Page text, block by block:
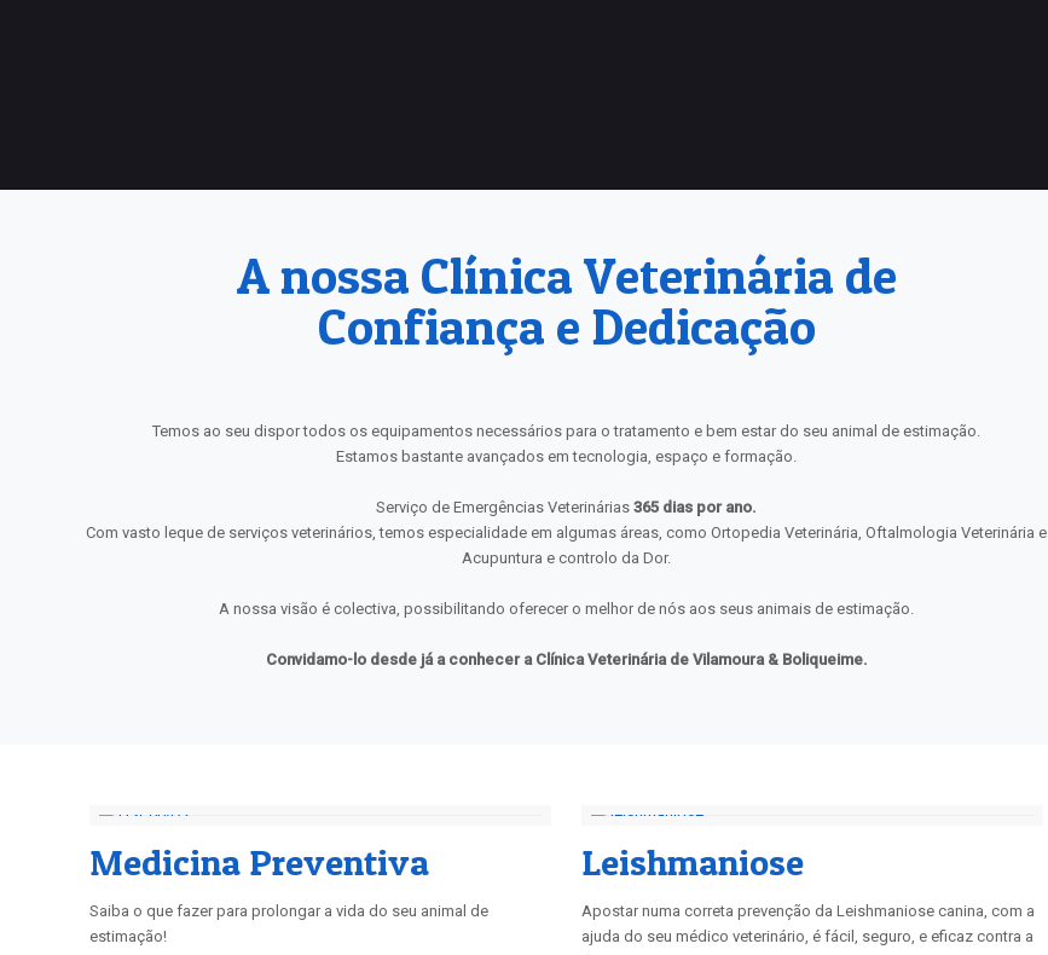
A nossa Clínica Veterinária de
Confiança e Dedicação
Temos ao seu dispor todos os equipamentos necessários para o tratamento e bem estar do seu animal de estimação.
Estamos bastante avançados em tecnologia, espaço e formação.
Serviço de Emergências Veterinárias365 dias por ano.
Com vasto leque de serviços veterinários, temos especialidade em algumas áreas, como Ortopedia Veterinária, Oftalmologia Veterinária e
Acupuntura e controlo da Dor.
A nossa visão é colectiva, possibilitando oferecer o melhor de nós aos seus animais de estimação.
Convidamo-lo desde já a conhecer a Clínica Veterinária de Vilamoura & Boliqueime.
Medicina Preventiva
Saiba o que fazer para prolongar a vida do seu animal de
estimação!
Leishmaniose
Apostar numa correta prevenção da Leishmaniose canina, com a
ajuda do seu médico veterinário, é fácil, seguro, e eficaz contra a